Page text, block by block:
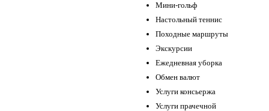
Мини-гольф
Настольный теннис
Походные маршруты
Экскурсии
Ежедневная уборка
Обмен валют
Услуги консьержа
Услуги прачечной